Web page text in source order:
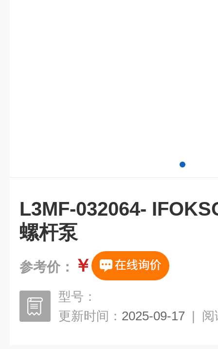
L3MF-032064-
螺杆泵
参考价： ￥
型号：
更新时间： 2025-09-17 | 阅